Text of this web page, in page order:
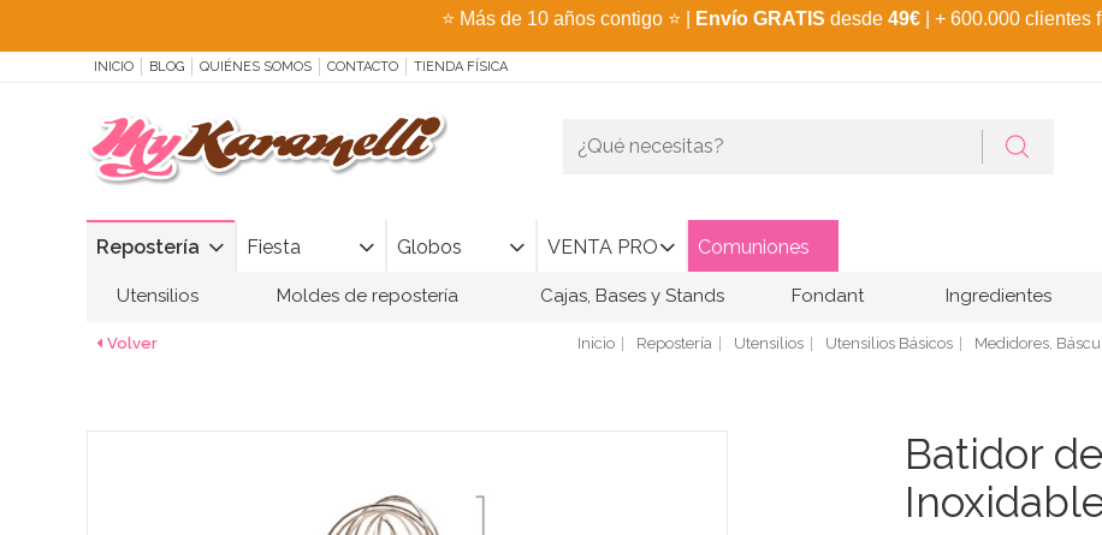
⭐ Más de 10 años contigo ⭐ Envío GRATIS desde 49€ | + 600.000 clientes
INICIO BLOG QUIÉNES SOMOS CONTACTO TIENDA FÍSICA
Repostería Fiesta Globos VENTA PRO Comuniones
Utensilios Moldes de repostería Cajas, Bases y Stands Fondant Ingredientes
Volver Inicio Repostería Utensilios Utensilios Básicos Medidores,
Batidor